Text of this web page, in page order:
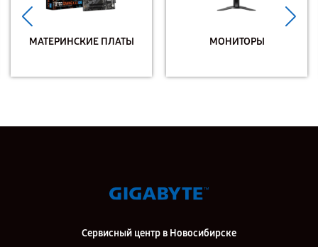
МАТЕРИНСКИЕ ПЛАТЫ МОНИТОРЫ
Сервисный центр в Новосибирске